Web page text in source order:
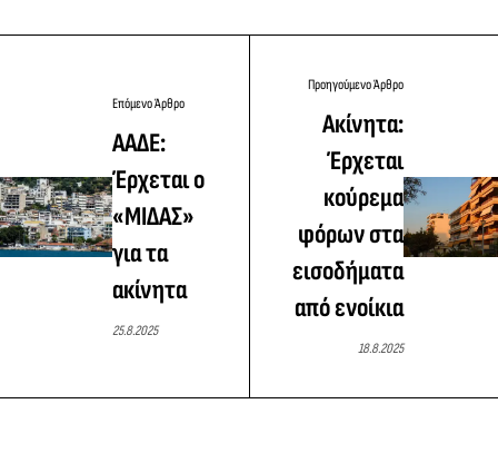
Επόμενο Άρθρο
ΑΑΔΕ:
Έρχεται ο
«ΜΙΔΑΣ»
για τα
ακίνητα
25.8.2025
Προηγούμενο Άρθρο
Ακίνητα:
Έρχεται
κούρεμα
φόρων στα
εισοδήματα
από ενοίκια
18.8.2025